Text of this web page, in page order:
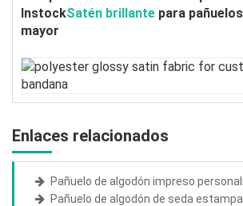
InstockSatén brillante para
mayor
Enlaces relacionados
Pañuelo de algodón impreso
Pañuelo de algodón de seda